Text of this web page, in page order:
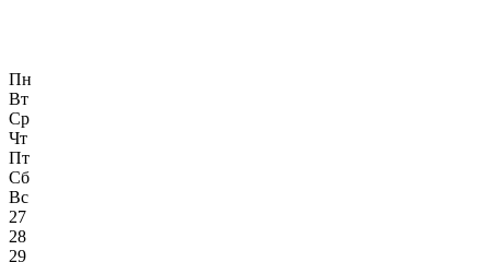
Пн
Вт
Ср
Чт
Пт
Сб
Вс
27
28
29